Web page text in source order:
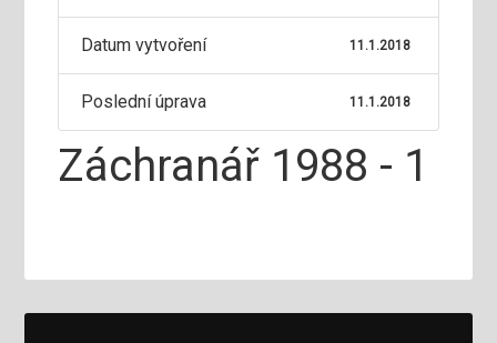
Datum vytvoření 11.1.2018
Poslední úprava 11.1.2018
Záchranář 1988 - 1